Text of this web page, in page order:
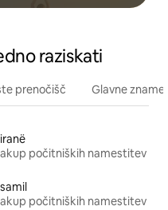
raziskati
prenočišč Glavne
počitniških namestitev
počitniških namestitev